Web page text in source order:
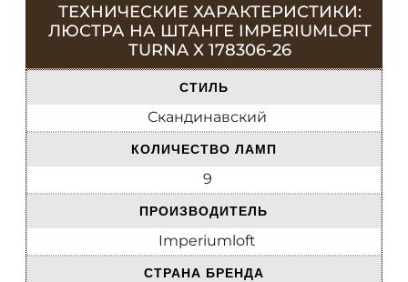
ТЕХНИЧЕСКИЕ ХАРАКТЕРИСТИКИ:
ЛЮСТРА НА ШТАНГЕ IMPERIUMLOFT
TURNA X 178306-26
СТИЛЬ
Скандинавский
КОЛИЧЕСТВО ЛАМП
9
ПРОИЗВОДИТЕЛЬ
Imperiumloft
СТРАНА БРЕНДА